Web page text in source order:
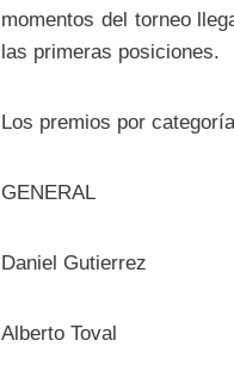
momentos del torneo
las primeras posiciones.
Los premios por
Daniel
Alberto Toval